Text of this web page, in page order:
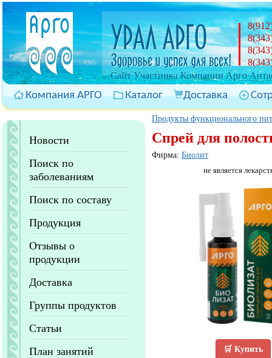
Cайт Участника Компании Арго
Компания АРГО Каталог Доставка
Новости
Поиск по
заболеваниям
Поиск по составу
Продукция
Отзывы о
продукции
Доставка
Группы продуктов
Статьи
План занятий
Продукты функционального
Спрей для
Фирма: Биолит
не является
🛒 Купить